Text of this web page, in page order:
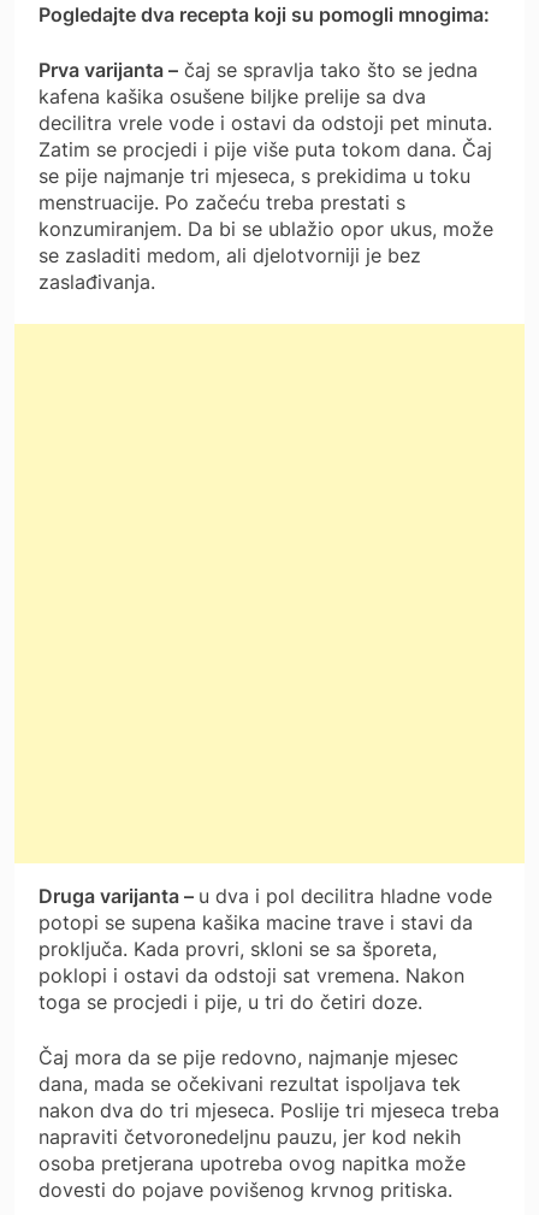
Pogledajte dva recepta koji su pomogli mnogima:
Prva varijanta – čaj se spravlja tako što se jedna
kafena kašika osušene biljke prelije sa dva
decilitra vrele vode i ostavi da odstoji pet minuta.
Zatim se procjedi i pije više puta tokom dana. Čaj
se pije najmanje tri mjeseca, s prekidima u toku
menstruacije. Po začeću treba prestati s
konzumiranjem. Da bi se ublažio opor ukus, može
se zasladiti medom, ali djelotvorniji je bez
zaslađivanja.
Druga varijanta – u dva i pol decilitra hladne vode
potopi se supena kašika macine trave i stavi da
proključa. Kada provri, skloni se sa šporeta,
poklopi i ostavi da odstoji sat vremena. Nakon
toga se procjedi i pije, u tri do četiri doze.
Čaj mora da se pije redovno, najmanje mjesec
dana, mada se očekivani rezultat ispoljava tek
nakon dva do tri mjeseca. Poslije tri mjeseca treba
napraviti četvoronedeljnu pauzu, jer kod nekih
osoba pretjerana upotreba ovog napitka može
dovesti do pojave povišenog krvnog pritiska.